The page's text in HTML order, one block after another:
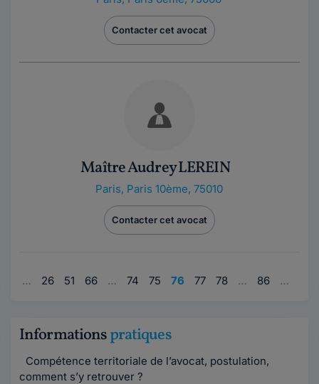
Contacter cet avocat
Maître Audrey LEREIN
Paris, Paris 10ème, 75010
Contacter cet avocat
… 26 51 66 … 74 75 76 77 78 … 86 …
Informationspratiques
Compétence territoriale de l’avocat, postulation,
comment s’y retrouver ?